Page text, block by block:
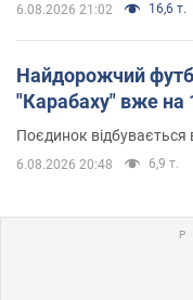
6.08.2026 21:02 16,6 т.
Найдорожчий
"Карабаху" вже на
Поєдинок відбувається
6.08.2026 20:48 6,9 т.